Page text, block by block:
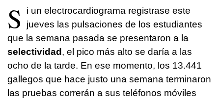
S
i un electrocardiograma registrase este
jueves las pulsaciones de los estudiantes
que la semana pasada se presentaron a la
selectividad , el pico más alto se daría a las
ocho de la tarde. En ese momento, los 13.441
gallegos que hace justo una semana terminaron
las pruebas correrán a sus teléfonos móviles